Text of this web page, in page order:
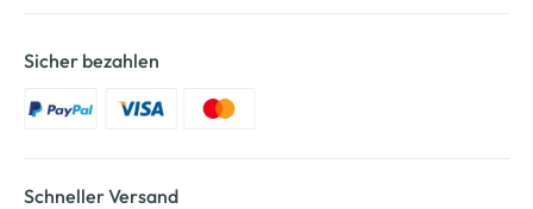
Sicher bezahlen
Schneller Versand